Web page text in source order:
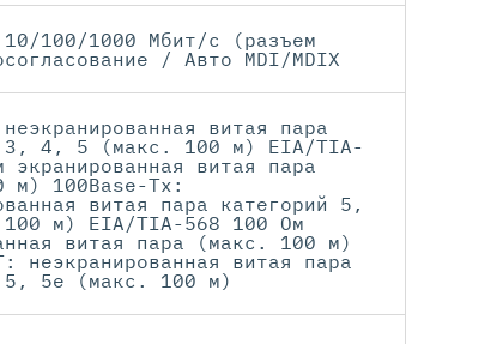
100/1000 Мбит/с (разъем
/ Авто MDI/MDIX
витая пара
3, 4, 5 (макс. 100 м) EIA/TIA-
экранированная витая пара
м) 100Base-Tx:
витая пара категорий 5,
м) EIA/TIA-568 100 Ом
витая пара (макс. 100 м)
неэкранированная витая пара
5, 5e (макс. 100 м)